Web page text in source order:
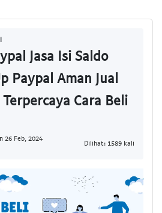
Jasa Isi Saldo
Paypal Aman Jual
Cara Beli
26 Feb, 2024
Dilihat: 1589 kali